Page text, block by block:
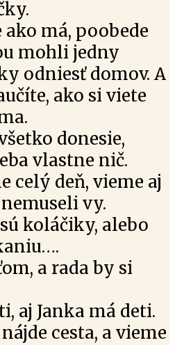
má, poobede
mohli jedny
odniesť domov. A
ako si viete
donesie,
vlastne nič.
celý deň, vieme aj
vy.
koláčiky, alebo
a rada by si
aj Janka má deti.
cesta, a vieme